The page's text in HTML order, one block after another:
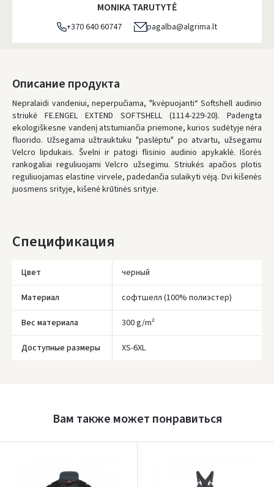
MONIKA TARUTYTĖ
+370 640 60747 pagalba@algrima.lt
Описание продукта
Nepralaidi vandeniui, neperpučiama, "kvėpuojanti“ Softshell audinio
striukė FE.ENGEL EXTEND SOFTSHELL (1114-229-20). Padengta
ekologiškesne vandenį atstumiančia priemone, kurios sudėtyje nėra
fluorido. Užsegama užtrauktuku "paslėptu" po atvartu, užsegamu
Velcro lipdukais. Švelni ir patogi flisinio audinio apykaklė. Išorės
rankogaliai reguliuojami Velcro užsegimu. Striukės apačios plotis
reguliuojamas elastine virvele, padedančia sulaikyti vėją. Dvi kišenės
juosmens srityje, kišenė krūtinės srityje.
Спецификация
Цвет черный
Материал софтшелл (100% полиэстер)
Вес материала 300 g/m²
Доступные размеры XS-6XL
Вам также может понравиться